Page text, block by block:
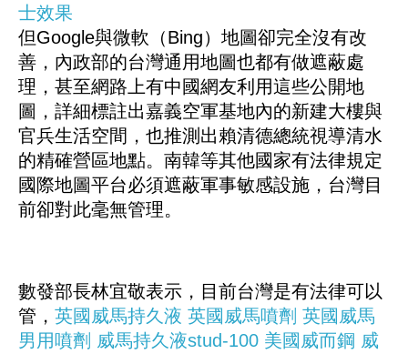
士效果
但Google與微軟（Bing）地圖卻完全沒有改
善，內政部的台灣通用地圖也都有做遮蔽處
理，甚至網路上有中國網友利用這些公開地
圖，詳細標註出嘉義空軍基地內的新建大樓與
官兵生活空間，也推測出賴清德總統視導清水
的精確營區地點。南韓等其他國家有法律規定
國際地圖平台必須遮蔽軍事敏感設施，台灣目
前卻對此毫無管理。
數發部長林宜敬表示，目前台灣是有法律可以
管， 英國威馬持久液 英國威馬噴劑 英國威馬
男用噴劑 威馬持久液stud-100 美國威而鋼 威